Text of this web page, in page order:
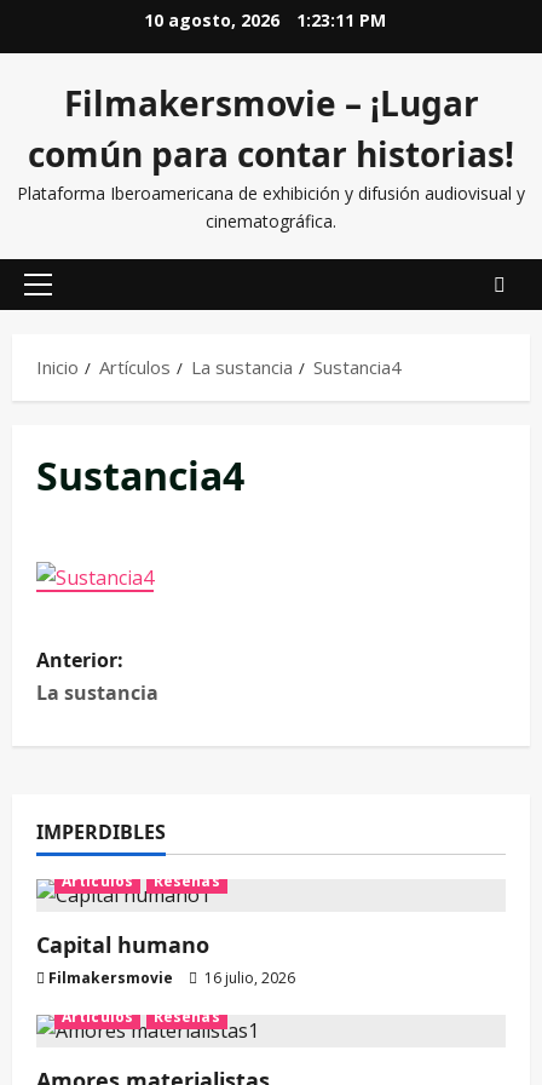
10 agosto, 2026 1:23:11 PM
Filmakersmovie – ¡Lugar
común para contar historias!
Plataforma Iberoamericana de exhibición y difusión audiovisual y
cinematográfica.
Inicio Artículos La sustancia Sustancia4
Sustancia4
Anterior:
La sustancia
IMPERDIBLES
Artículos Reseñas
Capital humano
Filmakersmovie
16 julio, 2026
Artículos
Reseñas